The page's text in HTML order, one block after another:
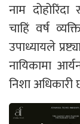
नाम
चाहिं वर्ष
उपाध्यायले
नायिकामा
निशा अधिकारी